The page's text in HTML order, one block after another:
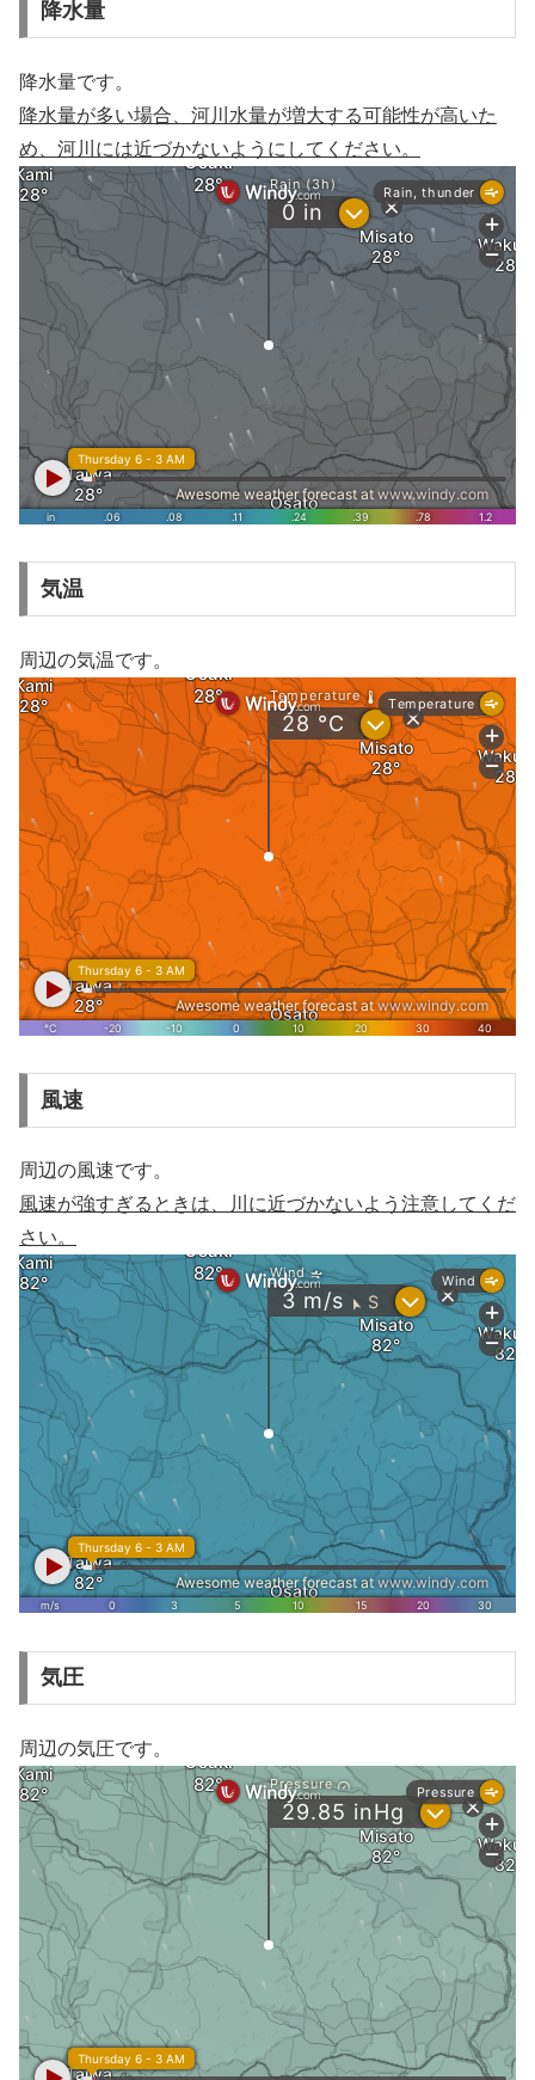
降水量
降水量です。
降水量が多い場合、河川水量が増大する可能性が高いた
め、河川には近づかないようにしてください。
気温
周辺の気温です。
風速
周辺の風速です。
風速が強すぎるときは、川に近づかないよう注意してくだ
さい。
気圧
周辺の気圧です。